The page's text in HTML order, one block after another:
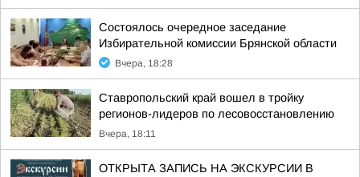
Состоялось очередное заседание
Избирательной комиссии Брянской области
Вчера, 18:28
Ставропольский край вошел в тройку
регионов-лидеров по лесовосстановлению
Вчера, 18:11
ОТКРЫТА ЗАПИСЬ НА ЭКСКУРСИИ В